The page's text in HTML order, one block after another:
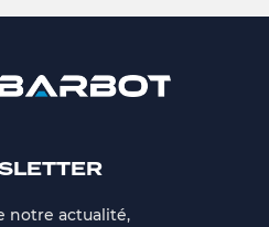
notre actualité,